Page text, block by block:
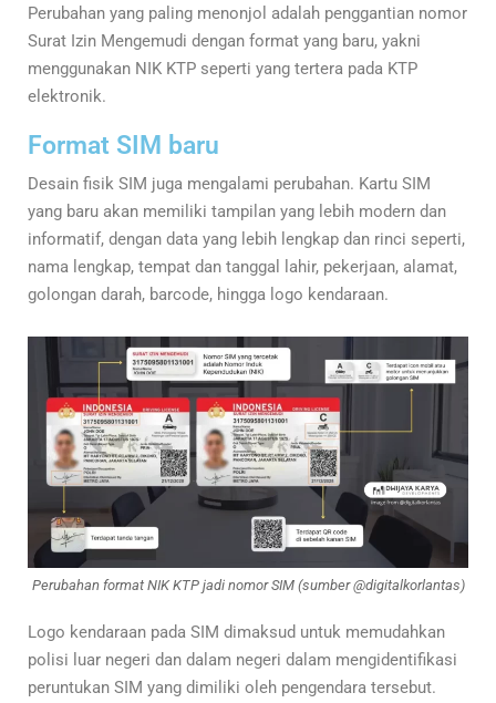
Perubahan yang paling menonjol adalah penggantian nomor
Surat Izin Mengemudi dengan format yang baru, yakni
menggunakan NIK KTP seperti yang tertera pada KTP
elektronik.
Format SIM baru
Desain fisik SIM juga mengalami perubahan. Kartu SIM
yang baru akan memiliki tampilan yang lebih modern dan
informatif, dengan data yang lebih lengkap dan rinci seperti,
nama lengkap, tempat dan tanggal lahir, pekerjaan, alamat,
golongan darah, barcode, hingga logo kendaraan.
Perubahan format NIK KTP jadi nomor SIM (sumber @digitalkorlantas)
Logo kendaraan pada SIM dimaksud untuk memudahkan
polisi luar negeri dan dalam negeri dalam mengidentifikasi
peruntukan SIM yang dimiliki oleh pengendara tersebut.